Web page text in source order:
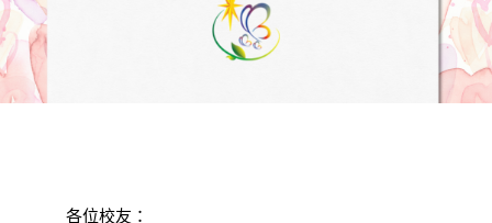
各位校友：